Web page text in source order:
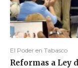
El Poder en Tabasco
Reformas a Ley